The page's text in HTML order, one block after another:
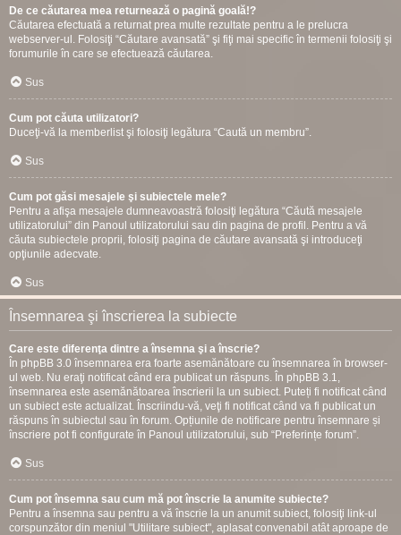
De ce căutarea mea returnează o pagină goală!?
Căutarea efectuată a returnat prea multe rezultate pentru a le prelucra
webserver-ul. Folosiţi “Căutare avansată” şi fiţi mai specific în termenii folosiţi şi
forumurile în care se efectuează căutarea.
Sus
Cum pot căuta utilizatori?
Duceţi-vă la memberlist şi folosiţi legătura “Caută un membru”.
Sus
Cum pot găsi mesajele şi subiectele mele?
Pentru a afişa mesajele dumneavoastră folosiţi legătura “Căută mesajele
utilizatorului” din Panoul utilizatorului sau din pagina de profil. Pentru a vă
căuta subiectele proprii, folosiţi pagina de căutare avansată şi introduceţi
opţiunile adecvate.
Sus
Însemnarea şi înscrierea la subiecte
Care este diferenţa dintre a însemna şi a înscrie?
În phpBB 3.0 însemnarea era foarte asemănătoare cu însemnarea în browser-
ul web. Nu eraţi notificat când era publicat un răspuns. În phpBB 3.1,
însemnarea este asemănătoarea înscrierii la un subiect. Puteți fi notificat când
un subiect este actualizat. Înscriindu-vă, veţi fi notificat când va fi publicat un
răspuns în subiectul sau în forum. Opțiunile de notificare pentru însemnare și
înscriere pot fi configurate în Panoul utilizatorului, sub “Preferințe forum”.
Sus
Cum pot însemna sau cum mă pot înscrie la anumite subiecte?
Pentru a însemna sau pentru a vă înscrie la un anumit subiect, folosiţi link-ul
corspunzător din meniul "Utilitare subiect", aplasat convenabil atât aproape de